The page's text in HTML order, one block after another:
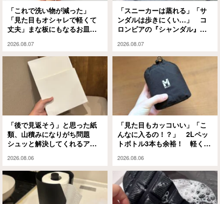
「これで洗い物が減った」
「見た目もオシャレで軽くて
丈夫」まな板にもなるお皿
解
2026.08.07
「スニーカーは蒸れる」「サ
ンダルは歩きにくい…」 コ
ロンビアの『シャンダル』が
2026.08.07
「後で見返そう」と思った紙
類、山積みになりがち問題
シュッと解決してくれるアイ
2026.08.06
「見た目もカッコいい」「こ
んなに入るの！？」 2Lペッ
トボトル3本も余裕！ 軽くて
ッグが大正解
2026.08.06